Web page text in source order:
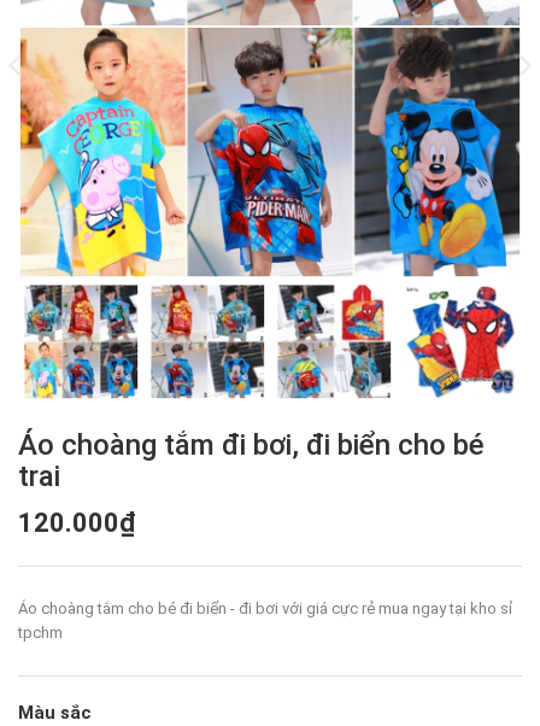
Áo choàng tắm đi bơi, đi biển cho bé
trai
120.000₫
Áo choàng tắm cho bé đi biển - đi bơi với giá cực rẻ mua ngay tại kho sỉ
tpchm
Màu sắc